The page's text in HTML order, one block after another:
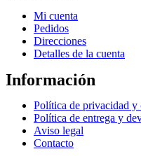
Menú
Mi cuenta
Pedidos
Direcciones
Detalles de la cuenta
Información
Menú
Política de privacidad y
Política de entrega y
Aviso legal
Contacto